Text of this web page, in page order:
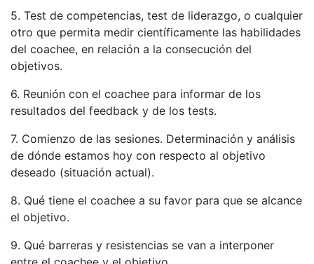
5. Test de competencias, test de liderazgo, o cualquier
otro que permita medir científicamente las habilidades
del coachee, en relación a la consecución del
objetivos.
6. Reunión con el coachee para informar de los
resultados del feedback y de los tests.
7. Comienzo de las sesiones. Determinación y análisis
de dónde estamos hoy con respecto al objetivo
deseado (situación actual).
8. Qué tiene el coachee a su favor para que se alcance
el objetivo.
9. Qué barreras y resistencias se van a interponer